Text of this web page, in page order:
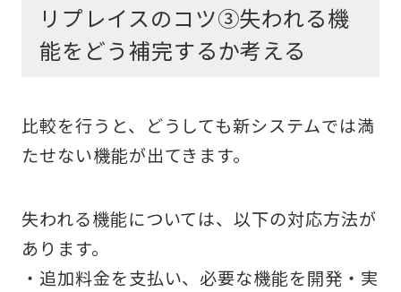
リプレイスのコツ③失われる機
能をどう補完するか考える
比較を行うと、どうしても新システムでは満
たせない機能が出てきます。
失われる機能については、以下の対応方法が
あります。
・追加料金を支払い、必要な機能を開発・実